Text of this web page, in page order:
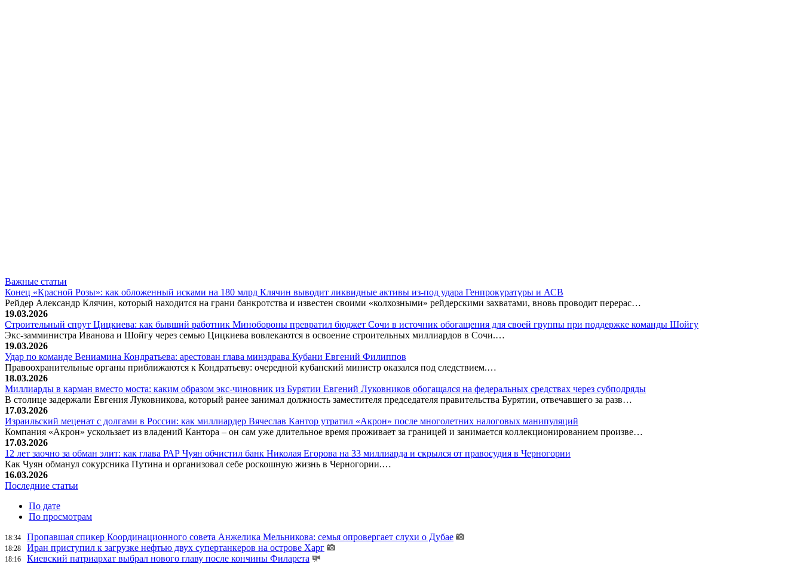
Важные статьи
Конец «Красной Розы»: как обложенный исками на 180 млрд Клячин выводит ликвидные активы из-под удара Генпрокуратуры и АСВ
Рейдер Александр Клячин, который находится на грани банкротства и известен своими «колхозными» рейдерскими захватами, вновь проводит перерас…
19.03.2026
Строительный спрут Цицкиева: как бывший работник Минобороны превратил бюджет Сочи в источник обогащения для своей группы при поддержке команды Шойгу
Экс-замминистра Иванова и Шойгу через семью Цицкиева вовлекаются в освоение строительных миллиардов в Сочи.…
19.03.2026
Удар по команде Вениамина Кондратьева: арестован глава минздрава Кубани Евгений Филиппов
Правоохранительные органы приближаются к Кондратьеву: очередной кубанский министр оказался под следствием.…
18.03.2026
Миллиарды в карман вместо моста: каким образом экс-чиновник из Бурятии Евгений Луковников обогащался на федеральных средствах через субподряды
В столице задержали Евгения Луковникова, который ранее занимал должность заместителя председателя правительства Бурятии, отвечавшего за разв…
17.03.2026
Израильский меценат с долгами в России: как миллиардер Вячеслав Кантор утратил «Акрон» после многолетних налоговых манипуляций
Компания «Акрон» ускользает из владений Кантора – он сам уже длительное время проживает за границей и занимается коллекционированием произве…
17.03.2026
12 лет заочно за обман элит: как глава РАР Чуян обчистил банк Николая Егорова на 33 миллиарда и скрылся от правосудия в Черногории
Как Чуян обманул сокурсника Путина и организовал себе роскошную жизнь в Черногории.…
16.03.2026
Последние статьи
По дате
По просмотрам
18:34 Пропавшая спикер Координационного совета Анжелика Мельникова: семья опровергает слухи о Дубае
18:28 Иран приступил к загрузке нефтью двух супертанкеров на острове Харг
18:16
Киевский патриархат выбрал нового главу после кончины Филарета